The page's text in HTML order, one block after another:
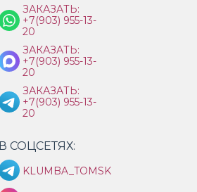
ЗАКАЗАТЬ:
+7(903) 955-13-
20
ЗАКАЗАТЬ:
+7(903) 955-13-
20
ЗАКАЗАТЬ:
+7(903) 955-13-
20
В СОЦСЕТЯХ:
KLUMBA_TOMSK